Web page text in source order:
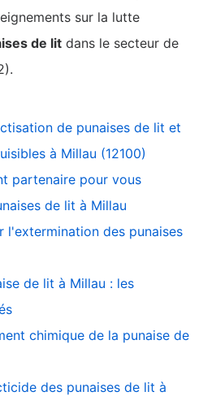
sur la lutte
de lit dans le secteur de
de punaises de lit et
à Millau (12100)
partenaire pour vous
de lit à Millau
l'extermination des punaises
de lit à Millau : les
chimique de la punaise de
des punaises de lit à